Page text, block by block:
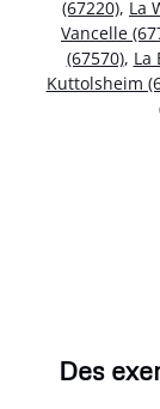
(67220), La
Vancelle
(67570), La
Kuttolsheim
Des